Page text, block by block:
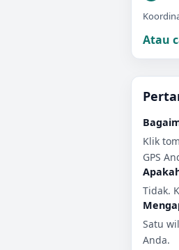
Atau
Klik
GPS
Tidak.
Satu
Anda.